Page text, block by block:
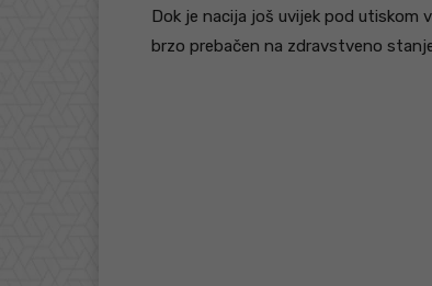
Dok je nacija još uvijek pod utiskom
brzo prebačen na zdravstveno